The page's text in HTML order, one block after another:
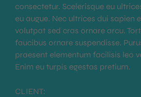
consectetur. Scelerisque eu
eu augue. Nec ultrices dui sapien
volutpat sed cras ornare arcu.
faucibus ornare suspendisse.
praesent elementum facilisis leo
Enim eu turpis egestas pretium.
CLIENT: